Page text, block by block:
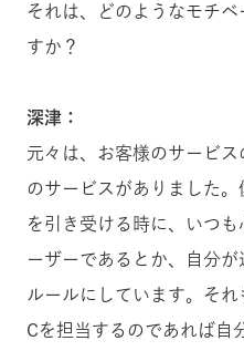
それは、どのようなモチ
すか？
深津：
元々は、お客様のサービ
のサービスがありました
を引き受ける時に、いつ
ーザーであるとか、自分
ルールにしています。そ
Cを担当するのであれば自